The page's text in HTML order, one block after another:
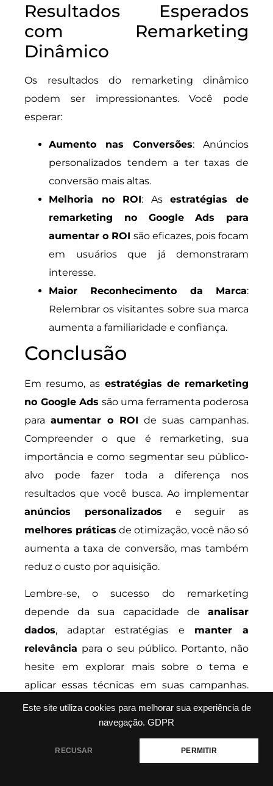
Este site utiliza cookies para melhorar sua experiência de
navegação. GDPR
RECUSAR PERMITIR
Resultados Esperados
com Remarketing
Dinâmico
Os resultados do remarketing dinâmico
podem ser impressionantes. Você pode
esperar:
Aumento nas Conversões: Anúncios
personalizados tendem a ter taxas de
conversão mais altas.
Melhoria no ROI: Asestratégias de
remarketing no Google Ads para
aumentar o ROI são eficazes, pois focam
em usuários que já demonstraram
interesse.
Maior Reconhecimento da Marca:
Relembrar os visitantes sobre sua marca
aumenta a familiaridade e confiança.
Conclusão
Em resumo, as estratégias de remarketing
no Google Ads são uma ferramenta poderosa
para aumentar o ROI de suas campanhas.
Compreender o que é remarketing, sua
importância e como segmentar seu público-
alvo pode fazer toda a diferença nos
resultados que você busca. Ao implementar
anúncios personalizados e seguir as
melhores práticas de otimização, você não só
aumenta a taxa de conversão, mas também
reduz o custo por aquisição.
Lembre-se, o sucesso do remarketing
depende da sua capacidade de analisar
dados, adaptar estratégias e manter a
relevância para o seu público. Portanto, não
hesite em explorar mais sobre o tema e
aplicar essas técnicas em suas campanhas.
Para mais insights e dicas valiosas,
convidamos você a visitar
e continuar sua jornada